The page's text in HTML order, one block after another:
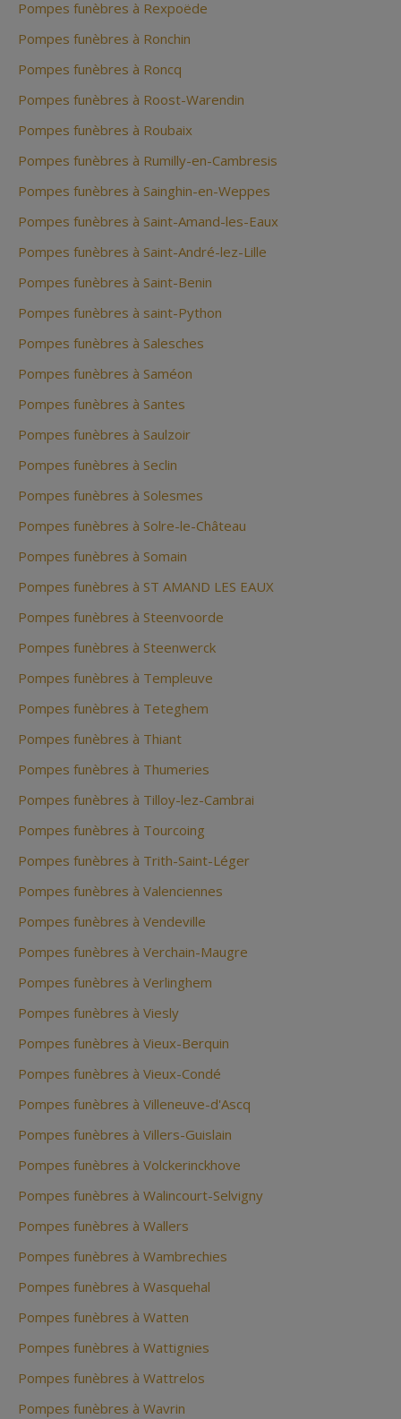
Pompes funèbres à Rexpoëde
Pompes funèbres à Ronchin
Pompes funèbres à Roncq
Pompes funèbres à Roost-Warendin
Pompes funèbres à Roubaix
Pompes funèbres à Rumilly-en-Cambresis
Pompes funèbres à Sainghin-en-Weppes
Pompes funèbres à Saint-Amand-les-Eaux
Pompes funèbres à Saint-André-lez-Lille
Pompes funèbres à Saint-Benin
Pompes funèbres à saint-Python
Pompes funèbres à Salesches
Pompes funèbres à Saméon
Pompes funèbres à Santes
Pompes funèbres à Saulzoir
Pompes funèbres à Seclin
Pompes funèbres à Solesmes
Pompes funèbres à Solre-le-Château
Pompes funèbres à Somain
Pompes funèbres à ST AMAND LES EAUX
Pompes funèbres à Steenvoorde
Pompes funèbres à Steenwerck
Pompes funèbres à Templeuve
Pompes funèbres à Teteghem
Pompes funèbres à Thiant
Pompes funèbres à Thumeries
Pompes funèbres à Tilloy-lez-Cambrai
Pompes funèbres à Tourcoing
Pompes funèbres à Trith-Saint-Léger
Pompes funèbres à Valenciennes
Pompes funèbres à Vendeville
Pompes funèbres à Verchain-Maugre
Pompes funèbres à Verlinghem
Pompes funèbres à Viesly
Pompes funèbres à Vieux-Berquin
Pompes funèbres à Vieux-Condé
Pompes funèbres à Villeneuve-d'Ascq
Pompes funèbres à Villers-Guislain
Pompes funèbres à Volckerinckhove
Pompes funèbres à Walincourt-Selvigny
Pompes funèbres à Wallers
Pompes funèbres à Wambrechies
Pompes funèbres à Wasquehal
Pompes funèbres à Watten
Pompes funèbres à Wattignies
Pompes funèbres à Wattrelos
Pompes funèbres à Wavrin